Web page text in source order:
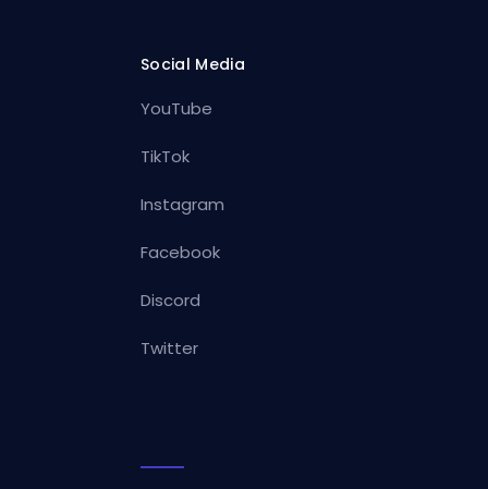
Social Media
YouTube
TikTok
Instagram
Facebook
Discord
Twitter